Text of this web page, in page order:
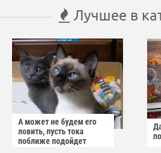
Лучшее в
А может не будем его
ловить, пусть тока
поближе подойдет